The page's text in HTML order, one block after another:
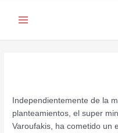
Independientemente de la
planteamientos, el super
Varoufakis, ha cometido un